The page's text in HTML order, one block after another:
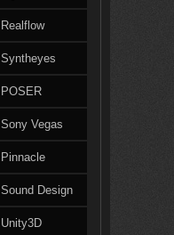
Realflow
Syntheyes
POSER
Sony Vegas
Pinnacle
Sound Design
Unity3D